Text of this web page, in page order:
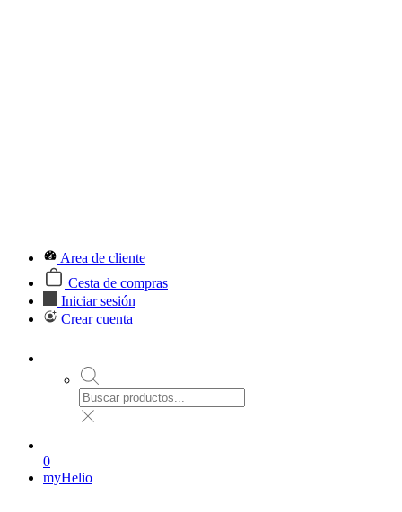
Area de cliente
Cesta de compras
Iniciar sesión
Crear cuenta
0
myHelio